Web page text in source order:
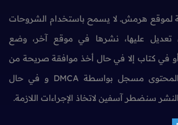
هرمش. لا يسمح باستخدام الشروحات
تعديل عليها، نشرها في موقع آخر، وضع
في كتاب إلا في حال أخذ موافقة صريحة من
إدارة الموقع كما أن المحتوى مسجل بواسطة DMCA و في حال
سنضطر آسفين لاتخاذ الإجراءات اللازمة.